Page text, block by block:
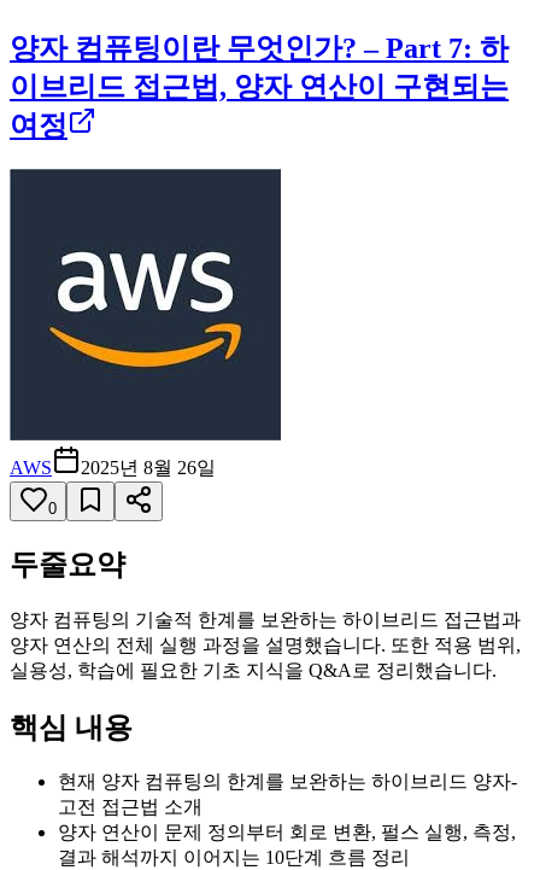
양자 컴퓨팅이란 무엇인가? – Part 7: 하
이브리드 접근법, 양자 연산이 구현되는
여정
AWS 2025년 8월 26일
0
두줄요약
양자 컴퓨팅의 기술적 한계를 보완하는 하이브리드 접근법과
양자 연산의 전체 실행 과정을 설명했습니다. 또한 적용 범위,
실용성, 학습에 필요한 기초 지식을 Q&A로 정리했습니다.
핵심 내용
현재 양자 컴퓨팅의 한계를 보완하는 하이브리드 양자-
고전 접근법 소개
양자 연산이 문제 정의부터 회로 변환, 펄스 실행, 측정,
결과 해석까지 이어지는 10단계 흐름 정리